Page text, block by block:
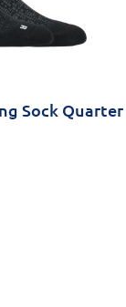
Sock Quarter